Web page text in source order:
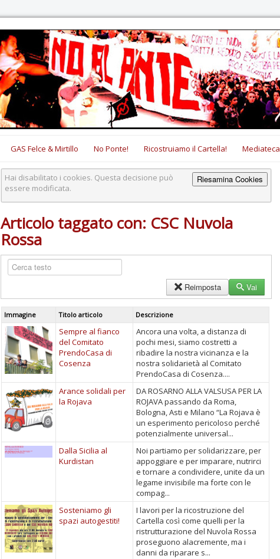
GAS Felce & Mirtillo No Ponte! Ricostruiamo il Cartella! Mediateca
Riesamina Cookies
Hai disabilitato i cookies. Questa decisione può
essere modificata.
Articolo taggato con: CSC Nuvola
Rossa
Vai
Reimposta
Immagine Titolo articolo Descrizione
Sempre al fianco
del Comitato
PrendoCasa di
Cosenza
Ancora una volta, a distanza di
pochi mesi, siamo costretti a
ribadire la nostra vicinanza e la
nostra solidarietà al Comitato
PrendoCasa di Cosenza....
Arance solidali per
la Rojava
DA ROSARNO ALLA VALSUSA PER LA
ROJAVA passando da Roma,
Bologna, Asti e Milano “La Rojava è
un esperimento pericoloso perché
potenzialmente universal...
Dalla Sicilia al
Kurdistan
Noi partiamo per solidarizzare, per
appoggiare e per imparare, nutrirci
e tornare a condividere, unite da un
legame invisibile ma forte con le
compag...
Sosteniamo gli
spazi autogestiti!
I lavori per la ricostruzione del
Cartella così come quelli per la
ristrutturazione del Nuvola Rossa
proseguono alacremente, ma i
danni da riparare s...